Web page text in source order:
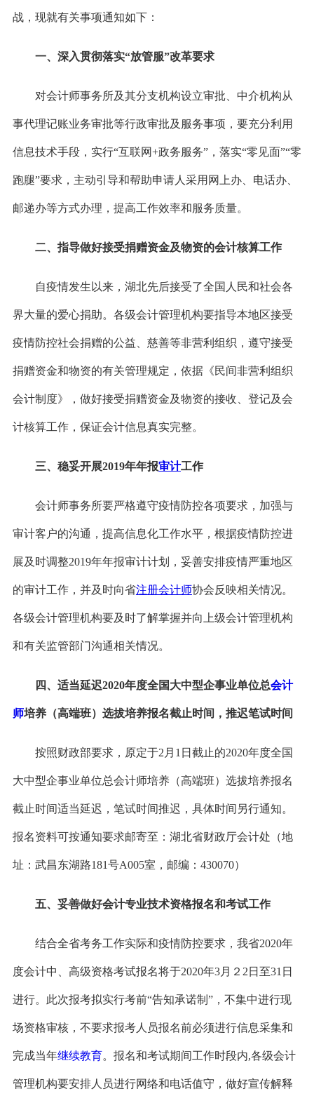
战，现就有关事项通知如下：
一、深入贯彻落实“放管服”改革要求
对会计师事务所及其分支机构设立审批、中介机构从
事代理记账业务审批等行政审批及服务事项，要充分利用
信息技术手段，实行“互联网+政务服务”，落实“零见面”“零
跑腿”要求，主动引导和帮助申请人采用网上办、电话办、
邮递办等方式办理，提高工作效率和服务质量。
二、指导做好接受捐赠资金及物资的会计核算工作
自疫情发生以来，湖北先后接受了全国人民和社会各
界大量的爱心捐助。各级会计管理机构要指导本地区接受
疫情防控社会捐赠的公益、慈善等非营利组织，遵守接受
捐赠资金和物资的有关管理规定，依据《民间非营利组织
会计制度》，做好接受捐赠资金及物资的接收、登记及会
计核算工作，保证会计信息真实完整。
三、稳妥开展2019年年报审计工作
会计师事务所要严格遵守疫情防控各项要求，加强与
审计客户的沟通，提高信息化工作水平，根据疫情防控进
展及时调整2019年年报审计计划，妥善安排疫情严重地区
的审计工作，并及时向省注册会计师协会反映相关情况。
各级会计管理机构要及时了解掌握并向上级会计管理机构
和有关监管部门沟通相关情况。
四、适当延迟2020年度全国大中型企事业单位总会计
师培养（高端班）选拔培养报名截止时间，推迟笔试时间
按照财政部要求，原定于2月1日截止的2020年度全国
大中型企事业单位总会计师培养（高端班）选拔培养报名
截止时间适当延迟，笔试时间推迟，具体时间另行通知。
报名资料可按通知要求邮寄至：湖北省财政厅会计处（地
址：武昌东湖路181号A005室，邮编：430070）
五、妥善做好会计专业技术资格报名和考试工作
结合全省考务工作实际和疫情防控要求，我省2020年
度会计中、高级资格考试报名将于2020年3月２2日至31日
进行。此次报考拟实行考前“告知承诺制”，不集中进行现
场资格审核，不要求报考人员报名前必须进行信息采集和
完成当年继续教育。报名和考试期间工作时段内,各级会计
管理机构要安排人员进行网络和电话值守，做好宣传解释